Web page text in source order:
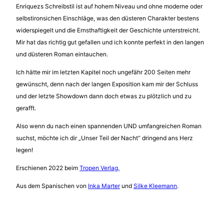
Enriquezs Schreibstil ist auf hohem Niveau und ohne moderne oder
selbstironsichen Einschläge, was den düsteren Charakter bestens
widerspiegelt und die Ernsthaftigkeit der Geschichte unterstreicht.
Mir hat das richtig gut gefallen und ich konnte perfekt in den langen
und düsteren Roman eintauchen.
Ich hätte mir im letzten Kapitel noch ungefähr 200 Seiten mehr
gewünscht, denn nach der langen Exposition kam mir der Schluss
und der letzte Showdown dann doch etwas zu plötzlich und zu
gerafft.
Also wenn du nach einen spannenden UND umfangreichen Roman
suchst, möchte ich dir „Unser Teil der Nacht“ dringend ans Herz
legen!
Erschienen 2022 beim Tropen Verlag.
Aus dem Spanischen von Inka Marterund Silke Kleemann.